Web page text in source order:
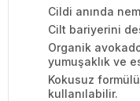
Cildi anında
Cilt bariyerini
Organik
yumuşaklık ve
Kokusuz
kullanılabilir.